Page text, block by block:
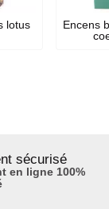
lotus
Encens
sécurisé
en ligne 100%